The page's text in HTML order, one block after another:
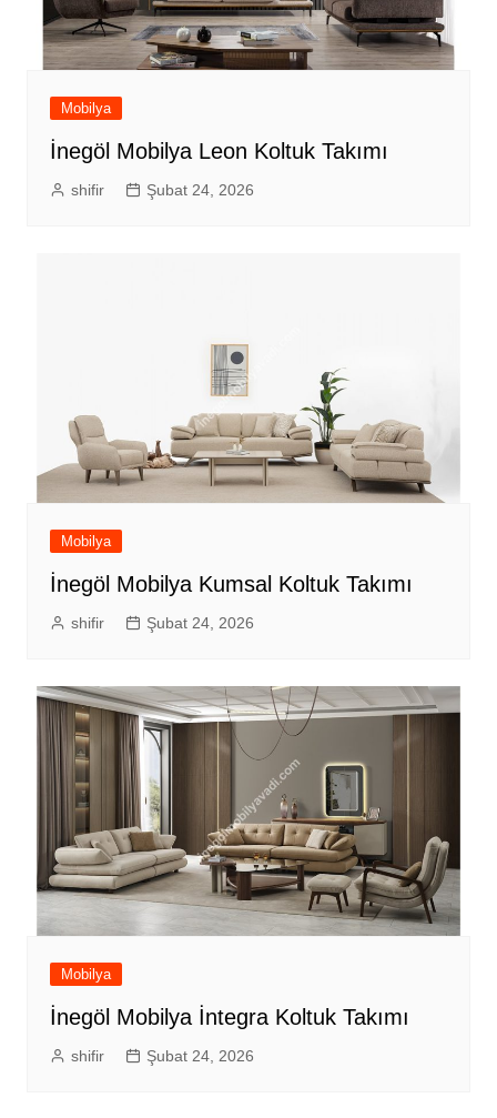
Mobilya
İnegöl Mobilya Leon Koltuk Takımı
shifir Şubat 24, 2026
Mobilya
İnegöl Mobilya Kumsal Koltuk Takımı
shifir Şubat 24, 2026
Mobilya
İnegöl Mobilya İntegra Koltuk Takımı
shifir Şubat 24, 2026